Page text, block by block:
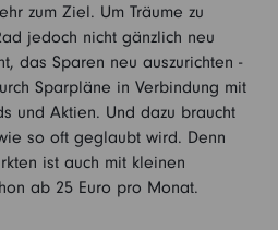
zum Ziel. Um Träume zu
jedoch nicht gänzlich neu
das Sparen neu auszurichten -
Sparpläne in Verbindung mit
und Aktien. Und dazu braucht
so oft geglaubt wird. Denn
ist auch mit kleinen
ab 25 Euro pro Monat.